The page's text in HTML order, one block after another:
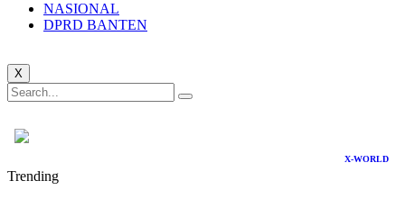
NASIONAL
DPRD BANTEN
X
X-WORLD
Trending